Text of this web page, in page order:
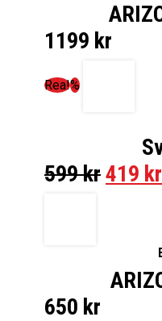
1199 kr
Rea!%
599kr419 kr
650 kr